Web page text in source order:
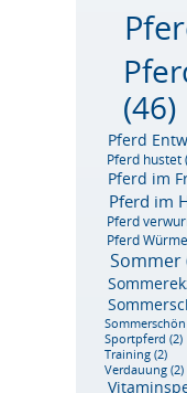
(46)
Pferd
Pferd hustet
Pferd im
Pferd im
Pferd
Pferd
Sommer
Sportpferd (2)
Training(2)
Verdauung(2)